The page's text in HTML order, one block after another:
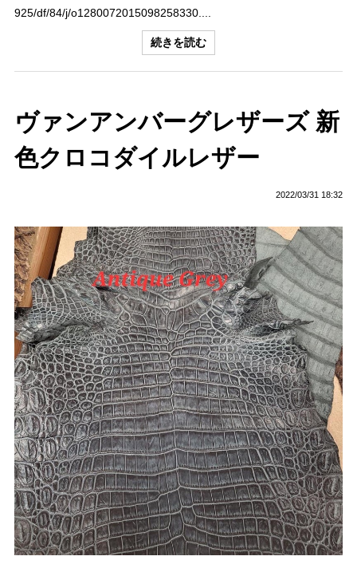
925/df/84/j/o1280072015098258330....
続きを読む
ヴァンアンバーグレザーズ 新
色クロコダイルレザー
2022/03/31 18:32